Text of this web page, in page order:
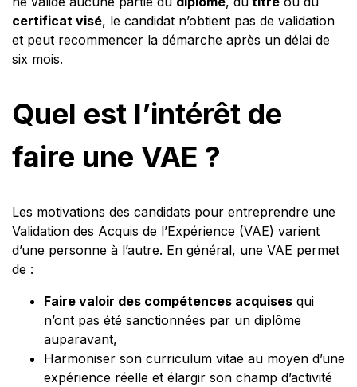
certificat visé, le candidat n’obtient pas de validation
et peut recommencer la démarche après un délai de
six mois.
Quel est l’intérêt de
faire une VAE ?
Les motivations des candidats pour entreprendre une
Validation des Acquis de l’Expérience (VAE) varient
d’une personne à l’autre. En général, une VAE permet
de :
Faire valoir des compétences acquises qui
n’ont pas été sanctionnées par un diplôme
auparavant,
Harmoniser son curriculum vitae au moyen d’une
expérience réelle et élargir son champ d’activité